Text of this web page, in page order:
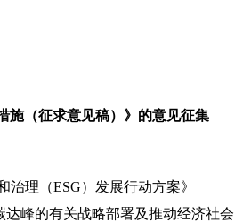
施（征求意见稿）》的意见征集
理（ESG）发展行动方案》
达峰的有关战略部署及推动经济社会